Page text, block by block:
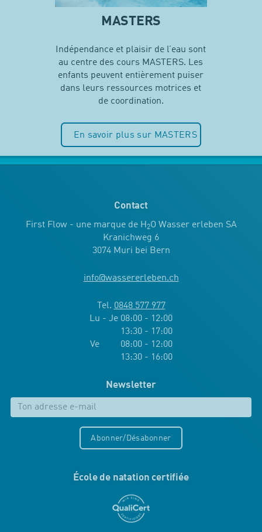
MASTERS
Indépendance et plaisir de l’eau sont
au centre des cours MASTERS. Les
enfants peuvent entièrement puiser
dans leurs ressources motrices et
de coordination.
En savoir plus sur MASTERS
Contact
First Flow - une marque de H2O Wasser erleben SA
Kranichweg 6
3074 Muri bei Bern
info@wassererleben.ch
Tel. 0848 577 977
Lu - Je 08:00 - 12:00
13:30 - 17:00
Ve 08:00 - 12:00
13:30 - 16:00
Newsletter
Abonner/Désabonner
École de natation certifiée